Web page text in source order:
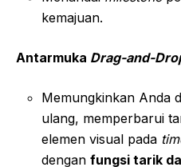
kemajuan.
Antarmuka Drag-and-
Memungkinkan Anda
ulang, memperbarui
elemen visual pada
dengan fungsi tarik